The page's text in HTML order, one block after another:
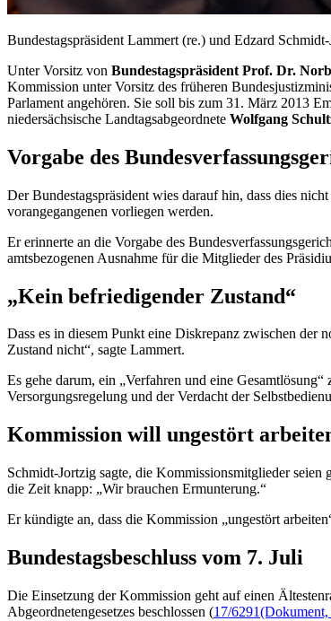
Bundestagspräsident Lammert (re.) und Edzard
Unter Vorsitz von Bundestagspräsident Prof. Dr.
Kommission unter Vorsitz des früheren
Parlament angehören. Sie soll bis zum 31. März 2013
niedersächsische Landtagsabgeordnete Wolfgang
Vorgabe des
Der Bundestagspräsident wies darauf hin, dass dies
vorangegangenen vorliegen werden.
Er erinnerte an die Vorgabe des
amtsbezogenen Ausnahme für die Mitglieder des
„Kein befriedigender Zustand“
Dass es in diesem Punkt eine Diskrepanz zwischen
Zustand nicht“, sagte Lammert.
Es gehe darum, ein „Verfahren und eine
Versorgungsregelung und der Verdacht der
Kommission will ungestört
Schmidt-Jortzig sagte, die Kommissionsmitglieder
die Zeit knapp: „Wir brauchen Ermunterung.“
Er kündigte an, dass die Kommission „ungestört
Bundestagsbeschluss vom 7. Juli
Die Einsetzung der Kommission geht auf einen
Abgeordnetengesetzes beschlossen (17/6291(Dokument,